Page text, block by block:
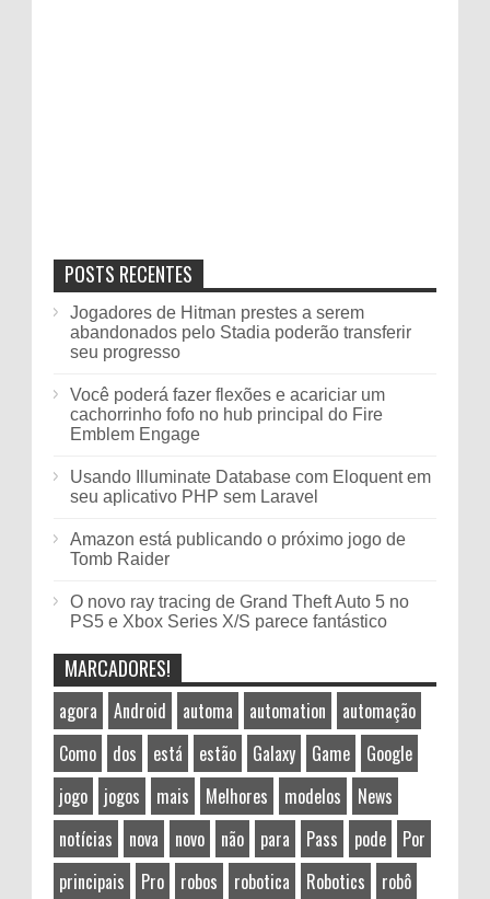
POSTS RECENTES
Jogadores de Hitman prestes a serem
abandonados pelo Stadia poderão transferir
seu progresso
Você poderá fazer flexões e acariciar um
cachorrinho fofo no hub principal do Fire
Emblem Engage
Usando Illuminate Database com Eloquent em
seu aplicativo PHP sem Laravel
Amazon está publicando o próximo jogo de
Tomb Raider
O novo ray tracing de Grand Theft Auto 5 no
PS5 e Xbox Series X/S parece fantástico
MARCADORES!
agora Android automa automation
automação
Como
dos está estão Galaxy Game
Google
jogo
jogos mais Melhores modelos
News
notícias
nova novo não para Pass pode
Por
principais
Pro robos robotica Robotics
robô